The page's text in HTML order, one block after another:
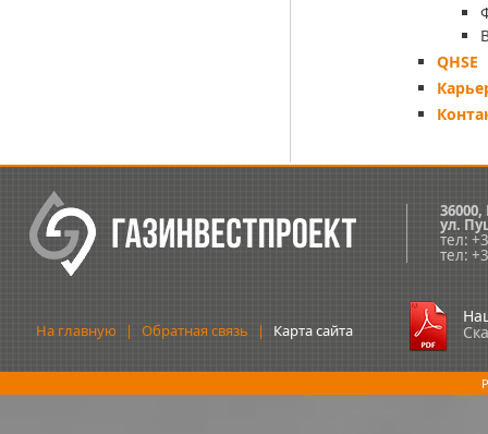
QHSE
ул.
тел:
тел:
На главную | Обратная связь | Карта сайта